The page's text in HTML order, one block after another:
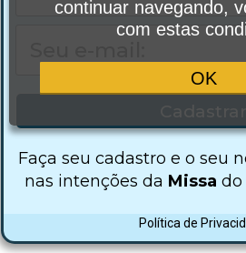
Faça seu cadastro e o seu
nas intenções da Missa do
Política de
continuar navegando,
com estas
OK